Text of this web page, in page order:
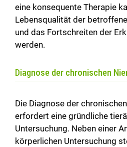
eine konsequente Therapie
Lebensqualität der
und das Fortschreiten der
werden.
Diagnose der chronischen
Die Diagnose der
erfordert eine gründliche
Untersuchung. Neben einer
körperlichen Untersuchung